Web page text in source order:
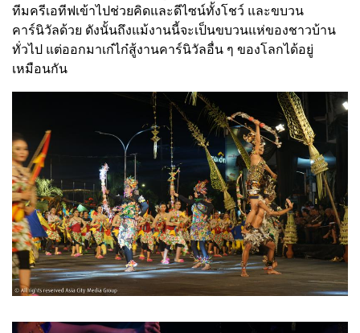
ทีมครีเอทีฟเข้าไปช่วยคิดและดีไซน์ทั้งโชว์ และขบวน
คาร์นิวัลด้วย ดังนั้นถึงแม้งานนี้จะเป็นขบวนแห่ของชาวบ้าน
ทั่วไป แต่ออกมาเก๋ไก๋สู้งานคาร์นิวัลอื่น ๆ ของโลกได้อยู่
เหมือนกัน